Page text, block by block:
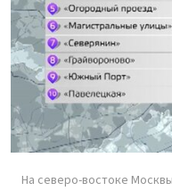
На северо-востоке